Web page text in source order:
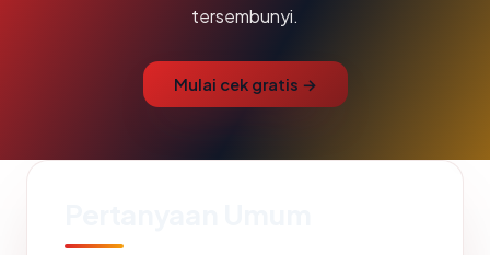
tersembunyi.
Mulai cek gratis →